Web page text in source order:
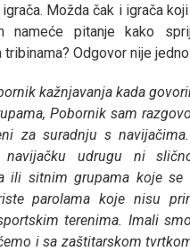
Možda čak i igrača
nameće pitanje kako
tribinama? Odgovor nije
kažnjavanja kada
Pobornik sam
za suradnju s
navijačku udrugu ni
ili sitnim grupama koje
parolama koje nisu
terenima. Imali
i sa zaštitarskom